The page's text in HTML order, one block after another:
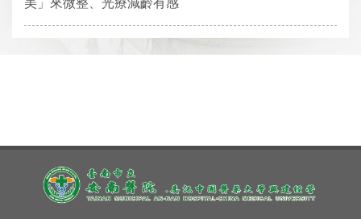
美」來微整、光療減齡有感